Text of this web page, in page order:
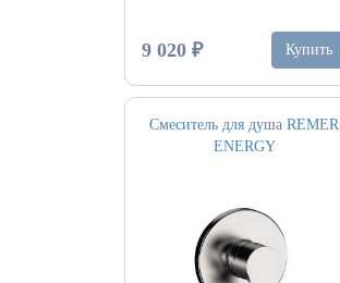
9 020 ₽ Купить
Смеситель для душа REMER
ENERGY